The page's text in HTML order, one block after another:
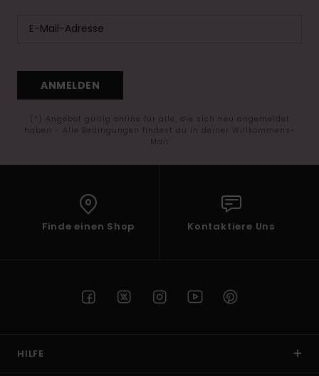
ANMELDEN
(*) Angebot gültig online für alle, die sich neu angemeldet
haben - Alle Bedingungen findest du in deiner Willkommens-
Mail
Finde einen Shop Kontaktiere Uns
HILFE